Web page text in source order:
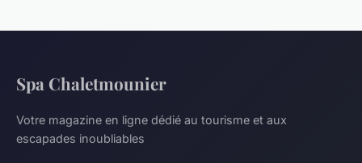
Spa Chaletmounier
Votre magazine en ligne dédié au tourisme et aux
escapades inoubliables